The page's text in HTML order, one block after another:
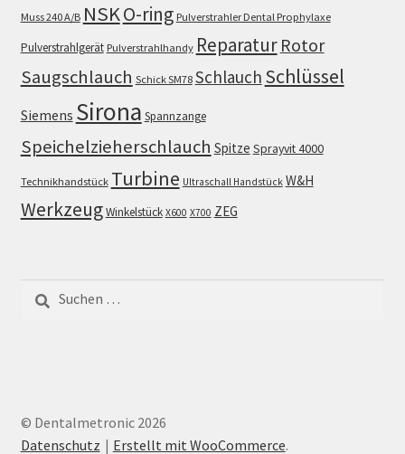
Muss 240 A/B NSKO-ring Pulverstrahler Dental Prophylaxe
Pulverstrahlgerät Pulverstrahlhandy Reparatur Rotor
Saugschlauch Schick SM78 Schlauch Schlüssel
Siemens Sirona Spannzange
Speichelzieherschlauch Spitze Sprayvit 4000
Technikhandstück Turbine Ultraschall Handstück W&H
WerkzeugWinkelstück X600 X700 ZEG
nach:
© Dentalmetronic 2026
Datenschutz
Erstellt mit WooCommerce.